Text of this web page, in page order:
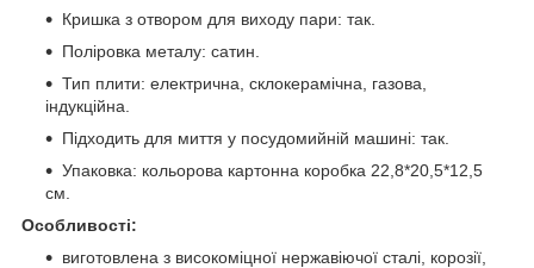
Кришка з отвором для виходу пари: так.
Поліровка металу: сатин.
Тип плити: електрична, склокерамічна, газова,
індукційна.
Підходить для миття у посудомийній машині: так.
Упаковка: кольорова картонна коробка 22,8*20,5*12,5
см.
Особливості:
виготовлена з високоміцної нержавіючої сталі, корозії,